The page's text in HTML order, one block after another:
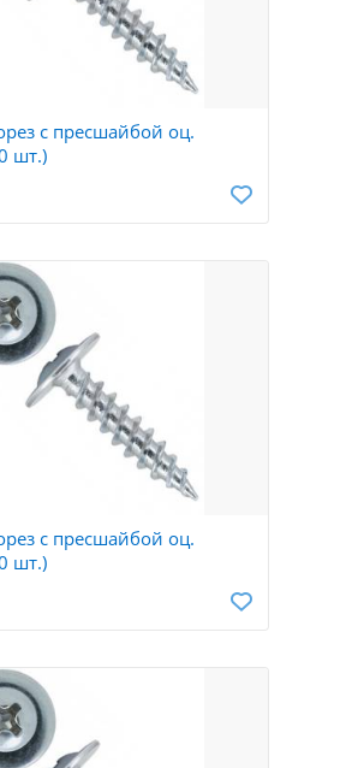
с пресшайбой оц.
шт.)
с пресшайбой оц.
шт.)